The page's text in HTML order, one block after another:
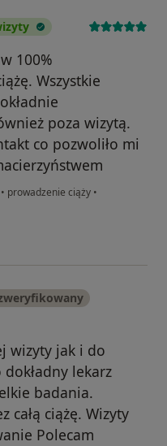
100%
Wszystkie
poza wizytą.
co pozwoliło mi
• prowadzenie ciąży •
wizyty jak i do
lekarz
badania.
całą ciążę. Wizyty
Polecam